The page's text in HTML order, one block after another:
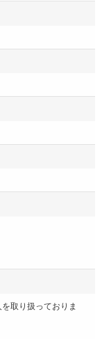
取り扱っておりま